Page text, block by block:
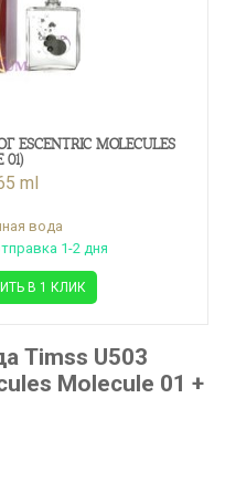
ESCENTRIC MOLECULES
01)
ml
вода
1-2 дня
В 1 КЛИК
Timss U503
Molecule 01 +